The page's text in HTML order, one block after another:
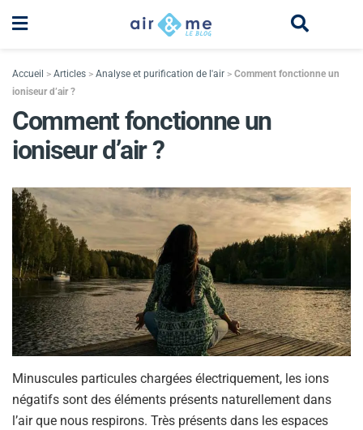
Accueil > Articles > Analyse et purification de l'air > Comment fonctionne un
ioniseur d’air ?
Comment fonctionne un
ioniseur d’air ?
Minuscules particules chargées électriquement, les ions
négatifs sont des éléments présents naturellement dans
l’air que nous respirons. Très présents dans les espaces